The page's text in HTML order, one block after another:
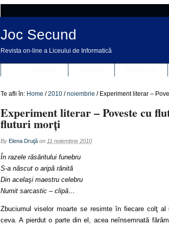
Joc Secund
Revista on-line a Liceului de Informatică
Te afli în: Home / 2010 / noiembrie / Experiment literar –
Experiment literar – Poveste cu
fluturi morţi
By Elena Druţă on 11 noiembrie 2010
În razele răsăritului funebru
S-a născut o aripă rănită
Din acelaşi maestru celebru
Numit sarcastic – clipă…
Zbuciumul viselor moarte se resimte în fiecare colţ
ceva. A pierdut o parte din el, acea neînsemnată